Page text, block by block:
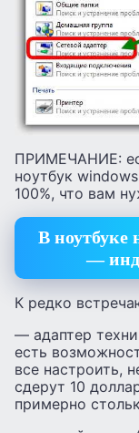
ПРИМЕЧАНИЕ:
ноутбук
100%, что вам
В ноутбуке
—
К редко
— адаптер
есть
все настроить,
сдерут 10
примерно